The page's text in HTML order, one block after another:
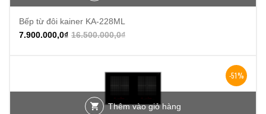
Bếp từ đôi kainer KA-228ML
16.500.000,0₫
7.900.000,0₫
-51%
Thêm vào giỏ hàng